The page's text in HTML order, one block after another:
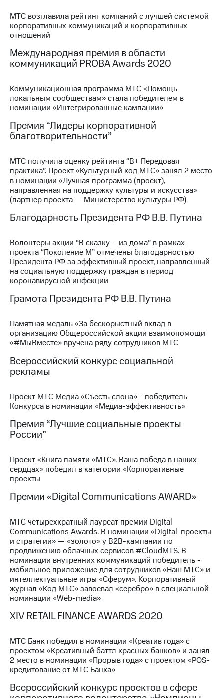
МТС
о технологиях
Интервью
отчетность
Контакты
Новости
в
и акционерам
Корпоративное
управление
секретарь
Информация
акционерам
Документы
ПАО
"МТС"
Собрания
акционеров
кабинет
акционера
Акционерный
капитал
Контроль
и
акций
Программа
приобретения
выкупа
акций
Дивиденды
облигаций
Еврооблигации-2023
Уведомление
о
погашении
именных
облигаций
Другое
Регистратор
Контакты
деловая этика
На главную
МТС возглавила рейтинг компаний с лучшей системой
корпоративных коммуникаций и корпоративных
отношений
Международная премия в области
коммуникаций PROBA Awards 2020
Коммуникационная программа МТС «Помощь
локальным сообществам» стала победителем в
номинации «Интегрированные кампании»
Премия “Лидеры корпоративной
благотворительности”
МТС получила оценку рейтинга “В+ Передовая
практика”. Проект «Культурный код МТС» занял 2 место
в номинации «Лучшая программа (проект),
направленная на поддержку культуры и искусства»
(партнер проекта — Министерство культуры РФ)
Благодарность Президента РФ В.В. Путина
Волонтеры акции “В сказку – из дома” в рамках
проекта “Поколение М” отмечены благодарностью
Президента РФ за эффективный проект, направленный
на социальную поддержку граждан в период
коронавирусной инфекции
Грамота Президента РФ В.В. Путина
Памятная медаль «За бескорыстный вклад в
организацию Общероссийской акции взаимопомощи
«#МыВместе» вручена ряду сотрудников МТС
Всероссийский конкурс социальной
рекламы
Проект МТС Медиа «Съесть слона» - победитель
Конкурса в номинации «Медиа-эффективность»
Премия “Лучшие социальные проекты
России”
Проект «Книга памяти «МТС». Ваша победа в наших
сердцах» победил в категории «Корпоративные
проекты
Премии «Digital Communications AWARD»
МТС четырехкратный лауреат премии Digital
Communications Awards. В номинации «Digital-проекты
и стратегии» — «золото» у B2B-кампании по
продвижению облачных сервисов #CloudMTS. В
номинации внутренних коммуникаций победитель -
мобильное приложение для сотрудников «Наш МТС» и
интеллектуальные игры «Сферум». Корпоративный
журнал «Код МТС» завоевал «серебро» в специальной
номинации «Web-media»
XIV RETAIL FINANCE AWARDS 2020
МТС Банк победил в номинации «Креатив года» с
проектом «Креативный баттл красных банков» и занял
2 место в номинации «Прорыв года» с проектом «POS-
кредитование от МТС Банка»
Всероссийский конкурс проектов в сфере